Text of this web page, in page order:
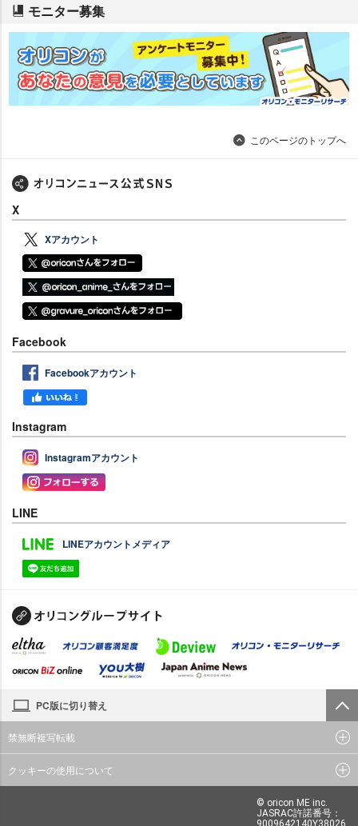
モニター募集
このページのトップへ
X
Xアカウント
Facebook
Facebookアカウント
Instagram
Instagramアカウント
LINE
LINEアカウントメディア
PC版に切り替え
禁無断複写転載
クッキーの使用について
© oricon ME inc.
JASRAC許諾番号：
9009642140Y38026